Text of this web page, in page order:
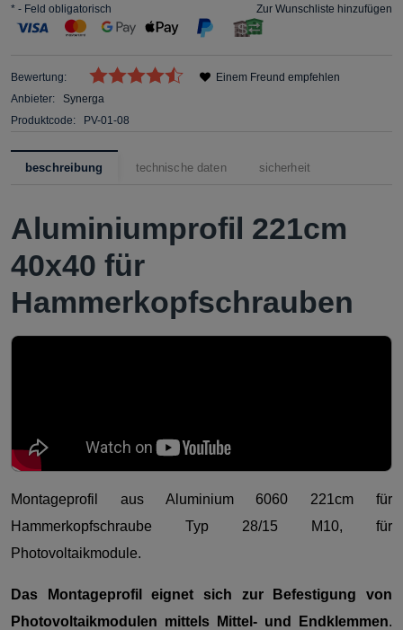
Zur Wunschliste hinzufügen
* - Feld obligatorisch
Bewertung:
Anbieter:
Synerga
Produktcode:
PV-01-08
Einem Freund empfehlen
beschreibung technische daten sicherheit
Aluminiumprofil 221cm
40x40 für
Hammerkopfschrauben
Montageprofil aus Aluminium 6060 221cm für
Hammerkopfschraube Typ 28/15 M10, für
Photovoltaikmodule.
Das Montageprofil eignet sich zur Befestigung von
Photovoltaikmodulen mittels Mittel- und Endklemmen.